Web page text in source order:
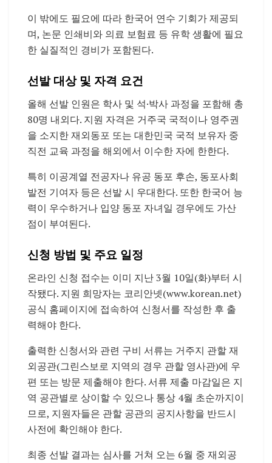
이 밖에도 필요에 따라 한국어 연수 기회가 제공되
며, 논문 인쇄비와 의료 보험료 등 유학 생활에 필요
한 실질적인 경비가 포함된다.
선발 대상 및 자격 요건
올해 선발 인원은 학사 및 석·박사 과정을 포함해 총
80명 내외다. 지원 자격은 거주국 국적이나 영주권
을 소지한 재외동포 또는 대한민국 국적 보유자 중
직전 교육 과정을 해외에서 이수한 자에 한한다.
특히 이공계열 전공자나 유공 동포 후손, 동포사회
발전 기여자 등은 선발 시 우대한다. 또한 한국어 능
력이 우수하거나 입양 동포 자녀일 경우에도 가산
점이 부여된다.
신청 방법 및 주요 일정
온라인 신청 접수는 이미 지난 3월 10일(화)부터 시
작됐다. 지원 희망자는 코리안넷(www.korean.net)
공식 홈페이지에 접속하여 신청서를 작성한 후 출
력해야 한다.
출력한 신청서와 관련 구비 서류는 거주지 관할 재
외공관(그린스보로 지역의 경우 관할 영사관)에 우
편 또는 방문 제출해야 한다. 서류 제출 마감일은 지
역 공관별로 상이할 수 있으나 통상 4월 초순까지이
므로, 지원자들은 관할 공관의 공지사항을 반드시
사전에 확인해야 한다.
최종 선발 결과는 심사를 거쳐 오는 6월 중 재외공